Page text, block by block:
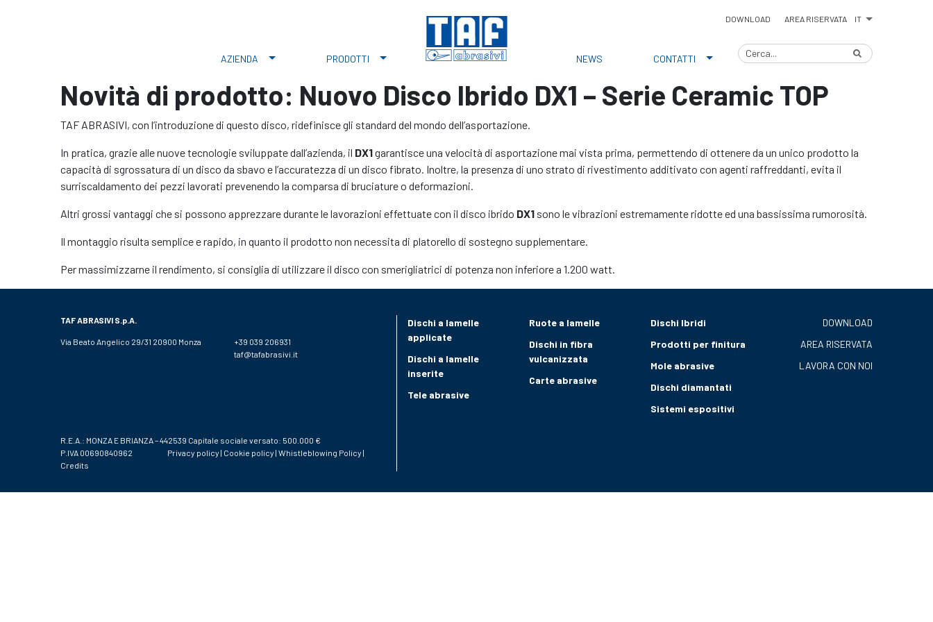
DOWNLOAD AREA RISERVATA IT
AZIENDA PRODOTTI NEWS CONTATTI
Novità di prodotto: Nuovo Disco Ibrido DX1 – Serie Ceramic TOP
TAF ABRASIVI, con l’introduzione di questo disco, ridefinisce gli standard del mondo dell’asportazione.
In pratica, grazie alle nuove tecnologie sviluppate dall’azienda, il DX1garantisce una velocità di asportazione mai vista prima, permettendo di ottenere da un unico prodotto la
capacità di sgrossatura di un disco da sbavo e l’accuratezza di un disco fibrato. Inoltre, la presenza di uno strato di rivestimento additivato con agenti raffreddanti, evita il
surriscaldamento dei pezzi lavorati prevenendo la comparsa di bruciature o deformazioni.
Altri grossi vantaggi che si possono apprezzare durante le lavorazioni effettuate con il disco ibrido DX1 sono le vibrazioni estremamente ridotte ed una bassissima rumorosità.
Il montaggio risulta semplice e rapido, in quanto il prodotto non necessita di platorello di sostegno supplementare.
Per massimizzarne il rendimento, si consiglia di utilizzare il disco con smerigliatrici di potenza non inferiore a 1.200 watt.
TAF ABRASIVI S.p.A.
Via Beato Angelico 29/31 20900 Monza
+39 039 206931
taf@tafabrasivi.it
Dischi a lamelle
applicate
Dischi a lamelle
inserite
Tele abrasive
Ruote a lamelle
Dischi in fibra
vulcanizzata
Carte abrasive
Dischi Ibridi
Prodotti per finitura
Mole abrasive
Dischi diamantati
Sistemi espositivi
DOWNLOAD
AREA RISERVATA
LAVORA CON NOI
R.E.A.: MONZA E BRIANZA – 442539 Capitale sociale versato: 500.000 €
P.IVA 00690840962
Privacy policy | Cookie policy | Whistleblowing Policy |
Credits